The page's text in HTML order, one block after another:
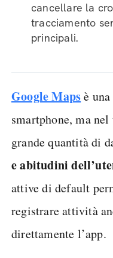
cancellare la
tracciamento
principali.
Google Mapsè
smartphone, ma
grande quantità di
e abitudini
attive di default
registrare attività
direttamente l’app.